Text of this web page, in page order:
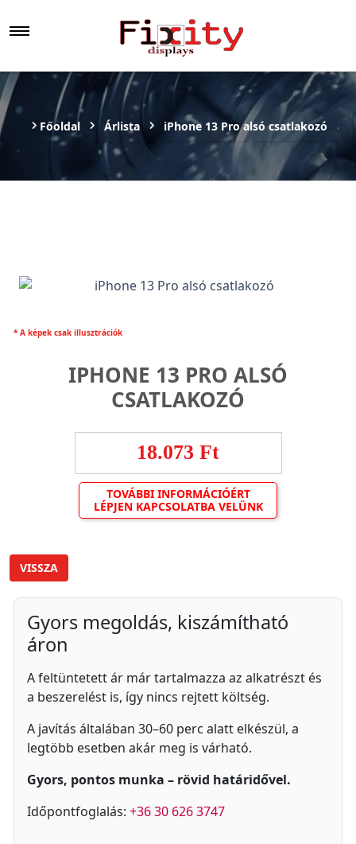
Főoldal Árlista iPhone 13 Pro alsó csatlakozó
* A képek csak illusztrációk
IPHONE 13 PRO ALSÓ
CSATLAKOZÓ
18.073 Ft
TOVÁBBI INFORMÁCIÓÉRT
LÉPJEN KAPCSOLATBA VELÜNK
VISSZA
Gyors megoldás, kiszámítható
áron
A feltüntetett ár már tartalmazza az alkatrészt és
a beszerelést is, így nincs rejtett költség.
A javítás általában 30–60 perc alatt elkészül, a
legtöbb esetben akár meg is várható.
Gyors, pontos munka – rövid határidővel.
Időpontfoglalás: +36 30 626 3747